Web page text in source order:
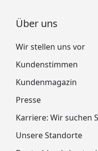
Über uns
Wir stellen uns vor
Kundenstimmen
Kundenmagazin
Presse
Karriere: Wir suchen
Unsere Standorte